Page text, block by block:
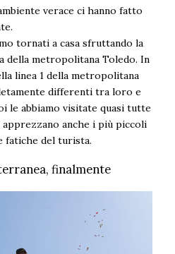
verace ci hanno fatto
tornati a casa sfruttando la
della metropolitana Toledo. In
linea 1 della metropolitana
differenti tra loro e
le abbiamo visitate quasi tutte
anche i più piccoli
fatiche del turista.
finalmente